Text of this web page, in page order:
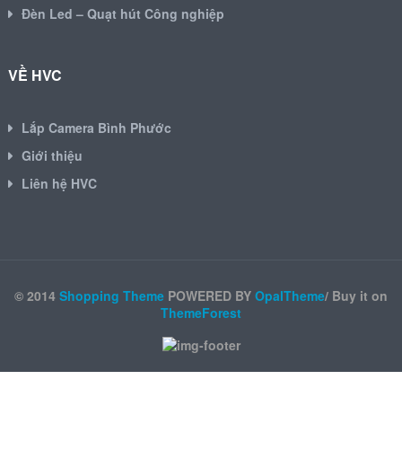
Đèn Led – Quạt hút Công nghiệp
VỀ HVC
Lắp Camera Bình Phước
Giới thiệu
Liên hệ HVC
© 2014 Shopping Theme POWERED BY OpalTheme/ Buy it on
ThemeForest